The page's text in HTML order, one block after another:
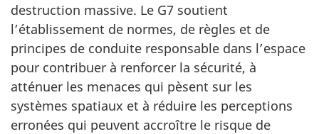
destruction massive. Le G7 soutient
l’établissement de normes, de règles et de
principes de conduite responsable dans l’espace
pour contribuer à renforcer la sécurité, à
atténuer les menaces qui pèsent sur les
systèmes spatiaux et à réduire les perceptions
erronées qui peuvent accroître le risque de